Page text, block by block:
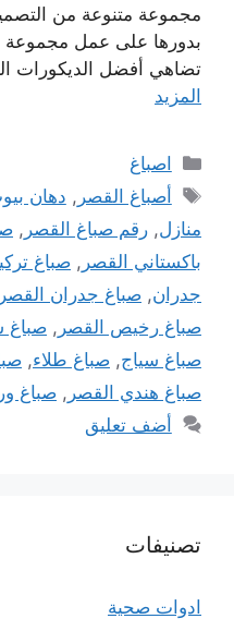
مجموعة متنوعة من
بدورها على عمل مجموعة
تضاهي أفضل الديكورات
المزيد
التصنيفات
اصباغ
الوسوم
أصباغ القصر , دهان
منازل, رقم صباغ القصر ,
باكستاني القصر , صباغ
جدران, صباغ جدران القصر
صباغ رخيص القصر ,
صباغ سياج, صباغ طلاء,
صباغ هندي القصر , صباغ
أضف تعليق
تصنيفات
ادوات صحية